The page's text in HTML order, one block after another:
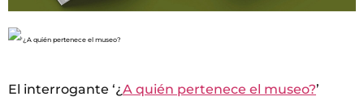
El interrogante ‘¿A quién pertenece el museo?’